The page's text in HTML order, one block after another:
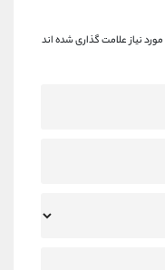
نیاز علامت گذاری شده اند